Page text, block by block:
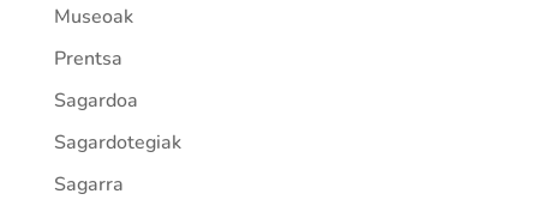
Museoak
Prentsa
Sagardoa
Sagardotegiak
Sagarra